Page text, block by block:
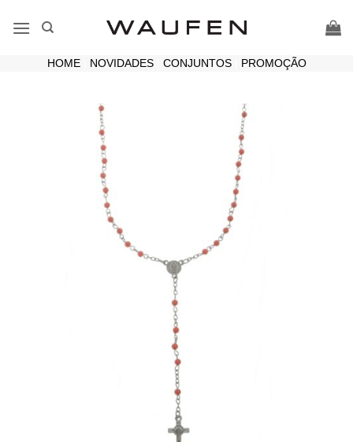
HOME| NOVIDADES| CONJUNTOS| PROMOÇÃO